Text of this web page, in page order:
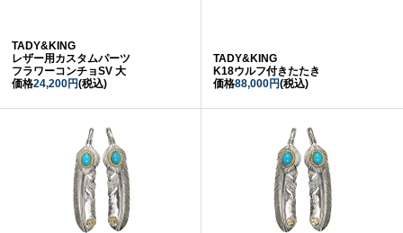
TADY&KING
レザー用カスタムパーツ
フラワーコンチョSV 大
価格24,200円(税込)
TADY&KING
K18ウルフ付きたたき
価格88,000円(税込)